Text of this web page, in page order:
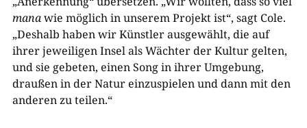
manawie möglich in unserem Projekt ist“, sagt Cole.
„Deshalb haben wir Künstler ausgewählt, die auf
ihrer jeweiligen Insel als Wächter der Kultur gelten,
und sie gebeten, einen Song in ihrer Umgebung,
draußen in der Natur einzuspielen und dann mit den
anderen zu teilen.“